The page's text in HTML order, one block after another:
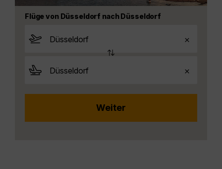
Flüge von Düsseldorf nach Düsseldorf